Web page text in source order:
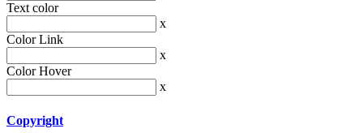
Text color
x
Color Link
x
Color Hover
x
Copyright